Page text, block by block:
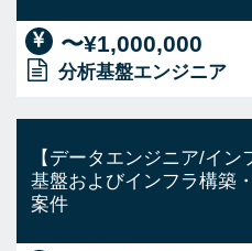
〜¥1,000,000
分析基盤エンジニア
【データエンジニア/イ
基盤およびインフラ構築
案件